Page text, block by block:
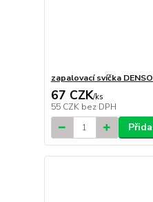
zapalovací svíčka
67 CZK/ks
55 CZK bez DPH